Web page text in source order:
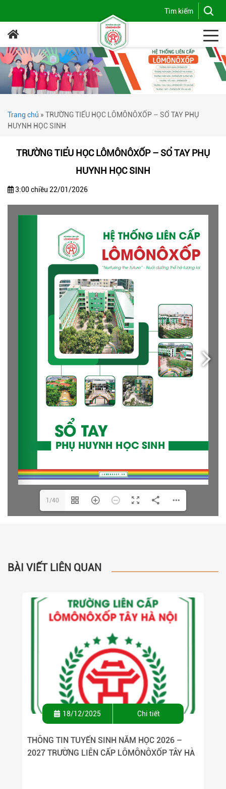
Trang chủ » TRƯỜNG TIỂU HỌC LÔMÔNÔXỐP – SỔ TAY PHỤ
HUYNH HỌC SINH
TRƯỜNG TIỂU HỌC LÔMÔNÔXỐP – SỔ TAY PHỤ
HUYNH HỌC SINH
3:00 chiều 22/01/2026
1/40
BÀI VIẾT LIÊN QUAN
18/12/2025 Chi tiết
THÔNG TIN TUYỂN SINH NĂM HỌC 2026 –
2027 TRƯỜNG LIÊN CẤP LÔMÔNÔXỐP TÂY HÀ